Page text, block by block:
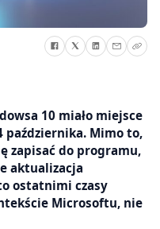
10 miało miejsce
października. Mimo to,
zapisać do programu,
aktualizacja
ostatnimi czasy
Microsoftu, nie